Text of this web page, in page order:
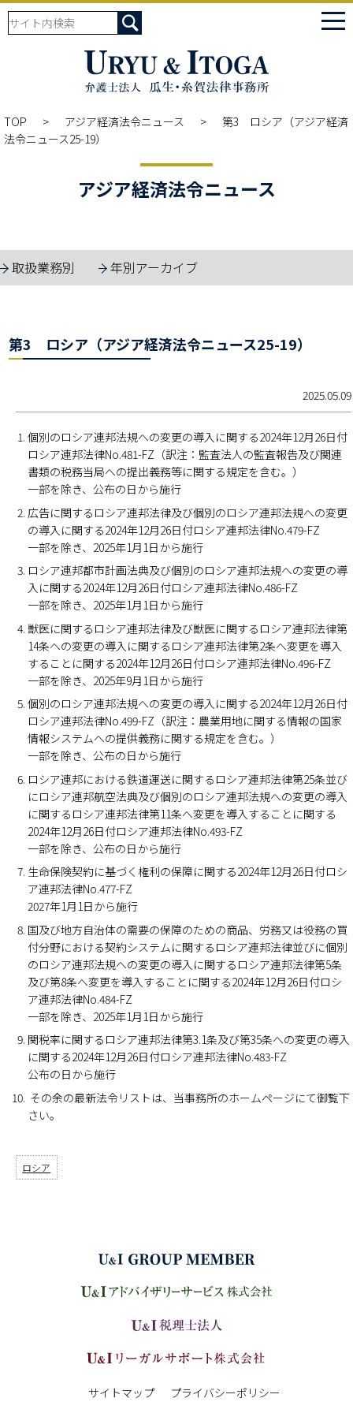
TOP アジア経済法令ニュース
第3 ロシア（アジア経済
法令ニュース25-19）
アジア経済法令ニュース
取扱業務別 年別アーカイブ
第3 ロシア（アジア経済法令ニュース25-19）
2025.05.09
個別のロシア連邦法規への変更の導入に関する2024年12月26日付
ロシア連邦法律No.481-FZ（訳注：監査法人の監査報告及び関連
書類の税務当局への提出義務等に関する規定を含む。）
一部を除き、公布の日から施行
広告に関するロシア連邦法律及び個別のロシア連邦法規への変更
の導入に関する2024年12月26日付ロシア連邦法律No.479-FZ
一部を除き、2025年1月1日から施行
ロシア連邦都市計画法典及び個別のロシア連邦法規への変更の導
入に関する2024年12月26日付ロシア連邦法律No.486-FZ
一部を除き、2025年1月1日から施行
獣医に関するロシア連邦法律及び獣医に関するロシア連邦法律第
14条への変更の導入に関するロシア連邦法律第2条へ変更を導入
することに関する2024年12月26日付ロシア連邦法律No.496-FZ
一部を除き、2025年9月1日から施行
個別のロシア連邦法規への変更の導入に関する2024年12月26日付
ロシア連邦法律No.499-FZ（訳注：農業用地に関する情報の国家
情報システムへの提供義務に関する規定を含む。）
一部を除き、公布の日から施行
ロシア連邦における鉄道運送に関するロシア連邦法律第25条並び
にロシア連邦航空法典及び個別のロシア連邦法規への変更の導入
に関するロシア連邦法律第11条へ変更を導入することに関する
2024年12月26日付ロシア連邦法律No.493-FZ
一部を除き、公布の日から施行
生命保険契約に基づく権利の保障に関する2024年12月26日付ロシ
ア連邦法律No.477-FZ
2027年1月1日から施行
国及び地方自治体の需要の保障のための商品、労務又は役務の買
付分野における契約システムに関するロシア連邦法律並びに個別
のロシア連邦法規への変更の導入に関するロシア連邦法律第5条
及び第8条へ変更を導入することに関する2024年12月26日付ロシ
ア連邦法律No.484-FZ
一部を除き、2025年1月1日から施行
関税率に関するロシア連邦法律第3.1条及び第35条への変更の導入
に関する2024年12月26日付ロシア連邦法律No.483-FZ
公布の日から施行
その余の最新法令リストは、当事務所のホームページにて御覧下
さい。
ロシア
サイトマップ プライバシーポリシー